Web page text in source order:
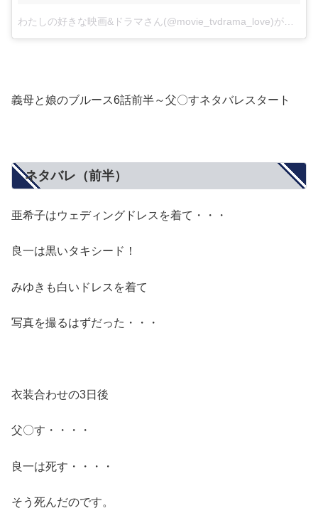
わたしの好きな映画&ドラマさん(@movie_tvdrama_love)がシェアした投稿
義母と娘のブルース6話前半～父〇すネタバレスタート
ネタバレ（前半）
亜希子はウェディングドレスを着て・・・
良一は黒いタキシード！
みゆきも白いドレスを着て
写真を撮るはずだった・・・
衣装合わせの3日後
父〇す・・・・
良一は死す・・・・
そう死んだのです。